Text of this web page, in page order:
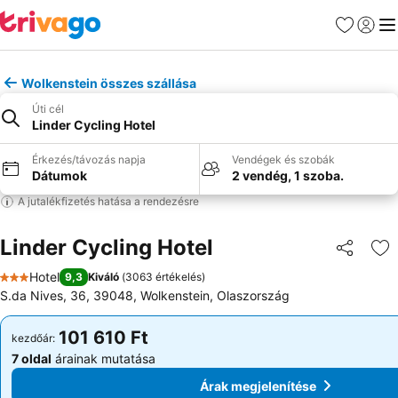
Kedvencek
Wolkenstein összes szállása
Úti cél
Linder Cycling Hotel
Érkezés/távozás napja
Dátumok
Vendégek és szobák
2 vendég, 1 szoba.
A jutalékfizetés hatása a rendezésre
Linder Cycling Hotel
3 Kategória
Hotel 9,3 Kiváló (3063 értékelés)
S.da Nives, 36, 39048, Wolkenstein, Olaszország
kezdőár: 101 610 Ft
7 oldal árainak mutatása
Árak megjelenítése
kezdőár: 101 610 Ft
7 oldal árainak mutatása
Árak megjelenítése